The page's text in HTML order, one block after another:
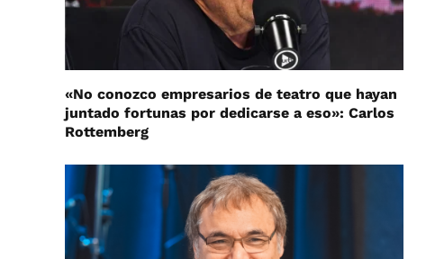
«No conozco empresarios de teatro que hayan
juntado fortunas por dedicarse a eso»: Carlos
Rottemberg